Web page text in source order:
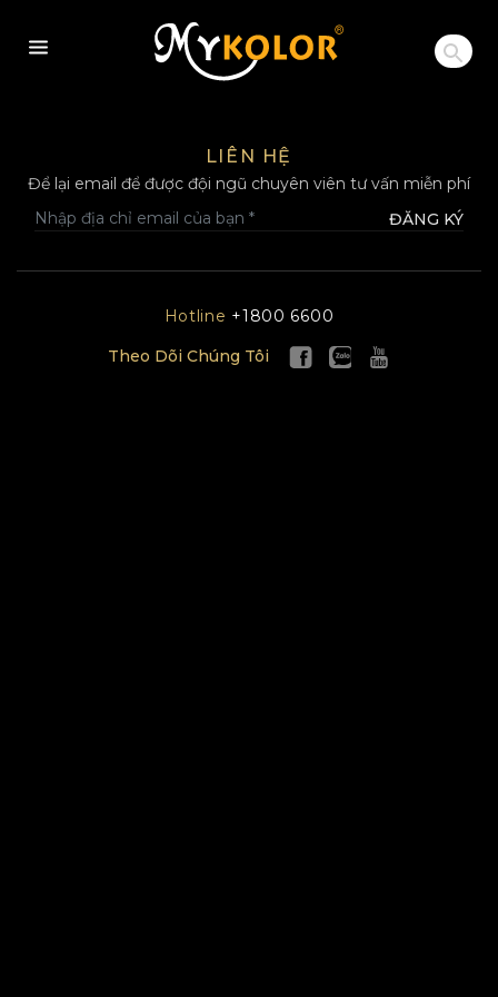
MYKOLOR
LIÊN HỆ
Để lại email để được đội ngũ chuyên viên tư vấn miễn phí
ĐĂNG KÝ
Hotline +1800 6600
Theo Dõi Chúng Tôi